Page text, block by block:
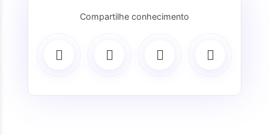
Compartilhe conhecimento